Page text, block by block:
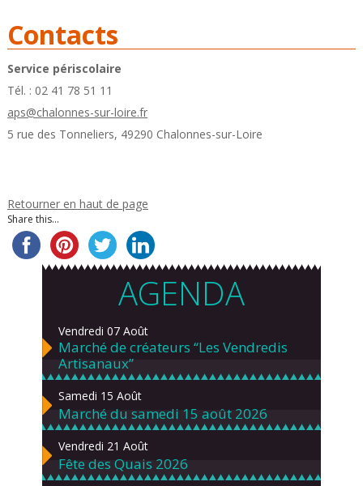
Contacts
Service périscolaire
Tél. : 02 41 78 51 11
aps@chalonnes-sur-loire.fr
5 rue des Tonneliers, 49290 Chalonnes-sur-Loire
Retourner en haut de page
Share this...
AGENDA
Vendredi 07 Août
Marché de créateurs “Les Vendredis
Artisanaux”
Samedi 15 Août
Marché du samedi 15 août 2026
Vendredi 21 Août
Fête des Quais 2026